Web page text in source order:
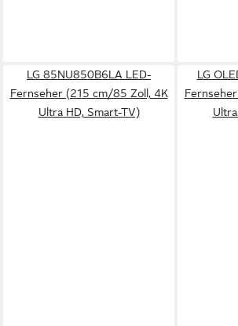
LG 85NU850B6LA LED-
Fernseher (215 cm/85 Zoll, 4K
Ultra HD, Smart-TV)
LG